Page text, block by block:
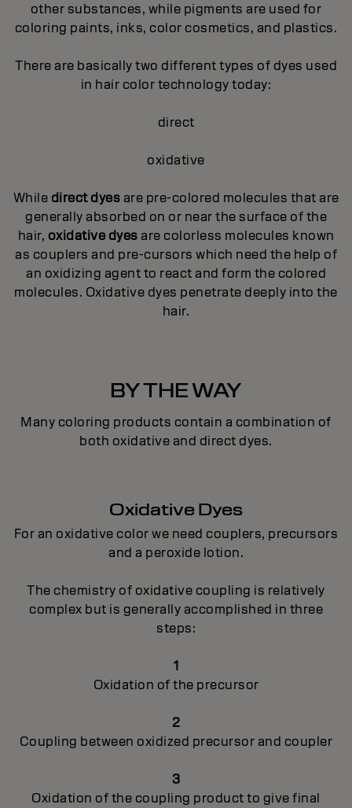
other substances, while pigments are used for
coloring paints, inks, color cosmetics, and plastics.
There are basically two different types of dyes used
in hair color technology today:
direct
oxidative
While direct dyesare pre-colored molecules that are
generally absorbed on or near the surface of the
hair, oxidative dyesare colorless molecules known
as couplers and pre-cursors which need the help of
an oxidizing agent to react and form the colored
molecules. Oxidative dyes penetrate deeply into the
hair.
BY THE WAY
Many coloring products contain a combination of
both oxidative and direct dyes.
Oxidative Dyes
For an oxidative color we need couplers, precursors
and a peroxide lotion.
The chemistry of oxidative coupling is relatively
complex but is generally accomplished in three
steps:
1
Oxidation of the precursor
2
Coupling between oxidized precursor and coupler
3
Oxidation of the coupling product to give final